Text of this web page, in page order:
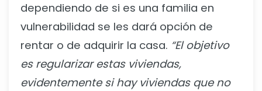
dependiendo de si es una familia en
vulnerabilidad se les dará opción de
rentar o de adquirir la casa. “El objetivo
es regularizar estas viviendas,
evidentemente si hay viviendas que no